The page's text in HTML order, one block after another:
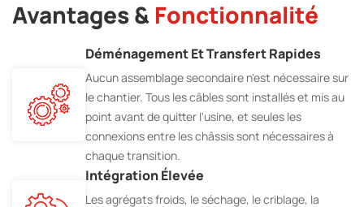
Avantages & Fonctionnalité
Déménagement Et Transfert Rapides
Aucun assemblage secondaire n'est nécessaire sur
le chantier. Tous les câbles sont installés et mis au
point avant de quitter l'usine, et seules les
connexions entre les châssis sont nécessaires à
chaque transition.
Intégration Élevée
Les agrégats froids, le séchage, le criblage, la